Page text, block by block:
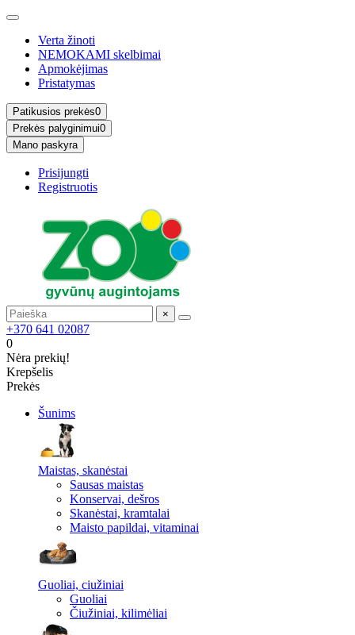
Verta žinoti
NEMOKAMI skelbimai
Apmokėjimas
Pristatymas
Patikusios prekės0
Prekės palyginimui0
Mano paskyra
Prisijungti
Registruotis
×
+370 641 02087
0
Nėra prekių!
Krepšelis
Prekės
Šunims
Maistas, skanėstai
Sausas maistas
Konservai, dešros
Skanėstai, kramtalai
Maisto papildai, vitaminai
Guoliai, ciužiniai
Guoliai
Čiužiniai, kilimėliai